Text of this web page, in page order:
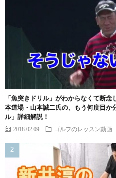
「魚突きドリル」がわからなくて断
本道場・山本誠二氏の、もう何度目か
ル」詳細解説！
2018.02.09 ゴルフのレッスン動画